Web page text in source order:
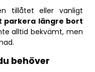
tillåtet eller vanligt
parkera längre bort
alltid bekvämt, men
behöver